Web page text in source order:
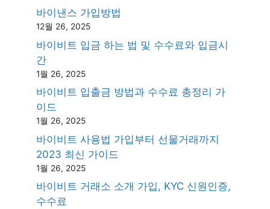
바이낸스 가입방법
12월 26, 2025
바이비트 입금 하는 법 및 수수료와 입금시
간
1월 26, 2025
바이비트 입출금 방법과 수수료 총정리 가
이드
1월 26, 2025
바이비트 사용법 가입부터 선물거래까지
2023 최신 가이드
1월 26, 2025
바이비트 거래소 소개 가입, KYC 신원인증,
수수료